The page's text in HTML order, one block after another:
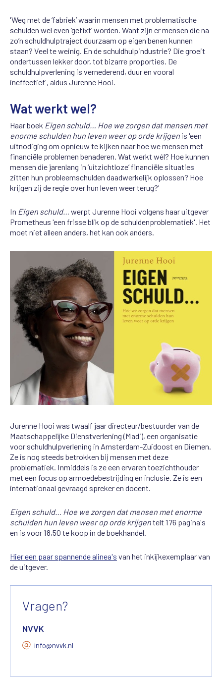
'Weg met de ‘fabriek’ waarin mensen met problematische
schulden wel even ‘gefixt’ worden. Want zijn er mensen die na
zo’n schuldhulptraject duurzaam op eigen benen kunnen
staan? Veel te weinig. En de schuldhulpindustrie? Die groeit
ondertussen lekker door, tot bizarre proporties. De
schuldhulpverlening is vernederend, duur en vooral
ineffectief', aldus Jurenne Hooi.
Wat werkt wel?
Haar boek Eigen schuld… Hoe we zorgen dat mensen met
enorme schulden hun leven weer op orde krijgen is 'een
uitnodiging om opnieuw te kijken naar hoe we mensen met
financiële problemen benaderen. Wat werkt wél? Hoe kunnen
mensen die jarenlang in ‘uitzichtloze’ financiële situaties
zitten hun probleemschulden daadwerkelijk oplossen? Hoe
krijgen zij de regie over hun leven weer terug?'
In Eigen schuld… werpt Jurenne Hooi volgens haar uitgever
Prometheus 'een frisse blik op de schuldenproblematiek'. Het
moet niet alleen anders, het kan ook anders.
Jurenne Hooi was twaalf jaar directeur/bestuurder van de
Maatschappelijke Dienstverlening (Madi), een organisatie
voor schuldhulpverlening in Amsterdam-Zuidoost en Diemen.
Ze is nog steeds betrokken bij mensen met deze
problematiek. Inmiddels is ze een ervaren toezichthouder
met een focus op armoedebestrijding en inclusie. Ze is een
internationaal gevraagd spreker en docent.
Eigen schuld… Hoe we zorgen dat mensen met enorme
schulden hun leven weer op orde krijgentelt 176 pagina's
en is voor 18,50 te koop in de boekhandel.
Hier een paar spannende alinea's van het inkijkexemplaar van
de uitgever.
Vragen?
NVVK
info@nvvk.nl